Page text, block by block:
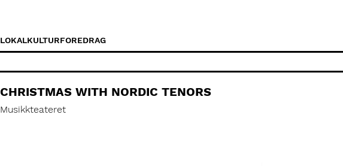
LOKALKULTURFOREDRAG
CHRISTMAS WITH NORDIC TENORS
Musikkteateret